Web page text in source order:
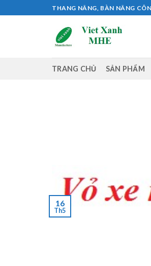
to
THANG NÂNG, BÀN NÂNG
TRANG CHỦ SẢN PHẨM
16
Th5